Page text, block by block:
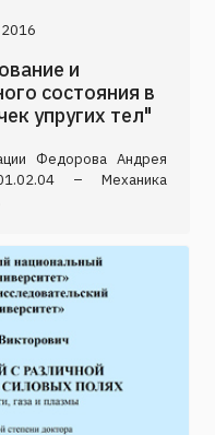
и
состояния в
упругих тел"
Федорова Андрея
– Механика